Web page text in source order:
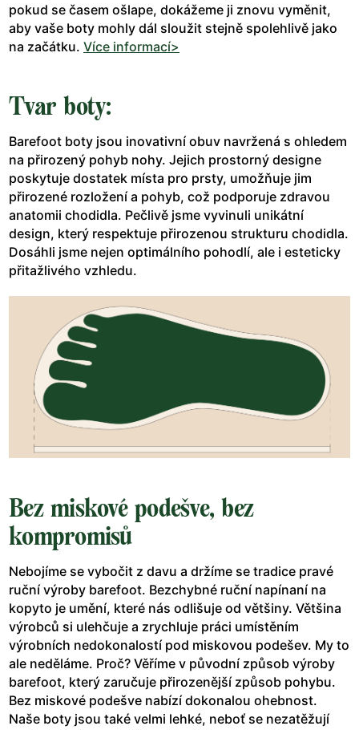
pokud se časem ošlape, dokážeme ji znovu vyměnit,
aby vaše boty mohly dál sloužit stejně spolehlivě jako
na začátku. Více informací>
Tvar boty:
Barefoot boty jsou inovativní obuv navržená s ohledem
na přirozený pohyb nohy. Jejich prostorný designe
poskytuje dostatek místa pro prsty, umožňuje jim
přirozené rozložení a pohyb, což podporuje zdravou
anatomii chodidla. Pečlivě jsme vyvinuli unikátní
design, který respektuje přirozenou strukturu chodidla.
Dosáhli jsme nejen optimálního pohodlí, ale i esteticky
přitažlivého vzhledu.
Bez miskové podešve, bez
kompromisů
Nebojíme se vybočit z davu a držíme se tradice pravé
ruční výroby barefoot. Bezchybné ruční napínaní na
kopyto je umění, které nás odlišuje od většiny. Většina
výrobců si ulehčuje a zrychluje práci umístěním
výrobních nedokonalostí pod miskovou podešev. My to
ale neděláme. Proč? Věříme v původní způsob výroby
barefoot, který zaručuje přirozenější způsob pohybu.
Bez miskové podešve nabízí dokonalou ohebnost.
Naše boty jsou také velmi lehké, neboť se nezatěžují